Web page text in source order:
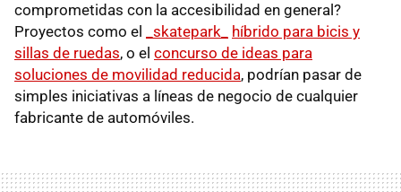
comprometidas con la accesibilidad en general?
Proyectos como el
_skatepark_
híbrido para bicis y
sillas de ruedas, o el concurso de ideas para
soluciones de movilidad reducida, podrían pasar de
simples iniciativas a líneas de negocio de cualquier
fabricante de automóviles.